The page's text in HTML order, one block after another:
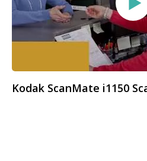
Kodak ScanMate i1150